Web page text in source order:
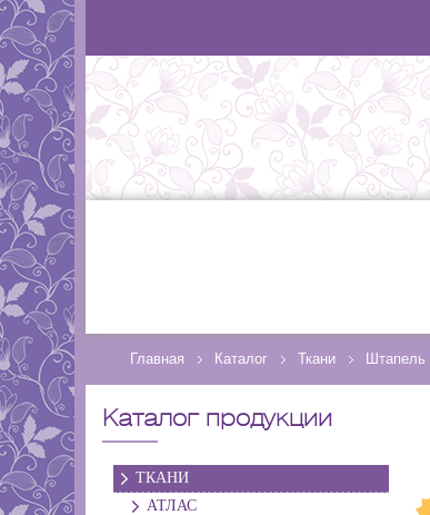
Главная Каталог Ткани Штапель
Каталог продукции
ТКАНИ
АТЛАС